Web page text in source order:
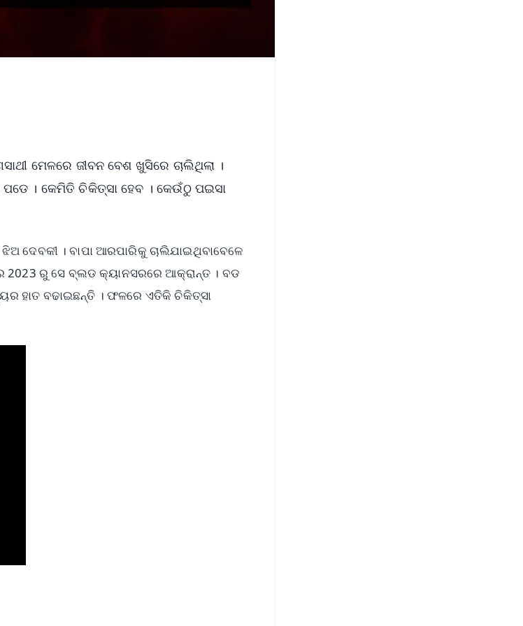
ମେଳରେ ଜୀବନ ବେଶ ଖୁସିରେ ଚାଲିଥିଲା ।
। କେମିତି ଚିକିତ୍ସା ହେବ । କେଉଁଠୁ ପଇସା
ଦେବକୀ । ବାପା ଆରପାରିକୁ ଚାଲିଯାଇଥିବାବେଳେ
2023 ରୁ ସେ ବ୍ଲଡ କ୍ୟାନସରରେ ଆକ୍ରାନ୍ତ । ବଡ
ହାତ ବଢାଇଛନ୍ତି । ଫଳରେ ଏତିକି ଚିକିତ୍ସା